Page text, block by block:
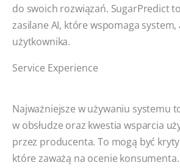
do swoich rozwiązań. SugarPredict
zasilane AI, które wspomaga
użytkownika.
Service Experience
Najważniejsze w używaniu systemu
w obsłudze oraz kwestia wsparcia
przez producenta. To mogą być
które zaważą na ocenie konsumenta.